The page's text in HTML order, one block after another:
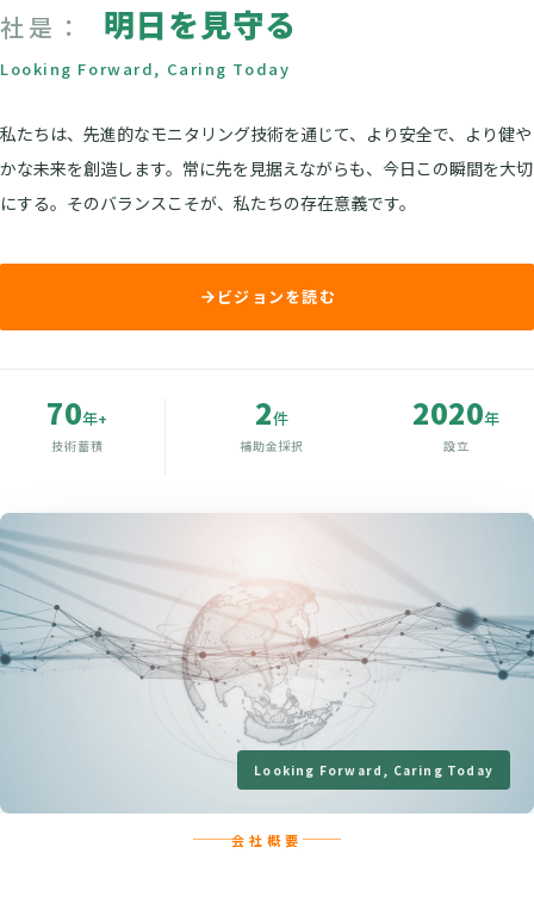
社是： 明日を見守る
Looking Forward, Caring Today
私たちは、先進的なモニタリング技術を通じて、より安全で、より健や
かな未来を創造します。常に先を見据えながらも、今日この瞬間を大切
にする。そのバランスこそが、私たちの存在意義です。
ビジョンを読む
70年+
技術蓄積
2件
補助金採択
2020年
設立
Looking Forward, Caring Today
会社概要